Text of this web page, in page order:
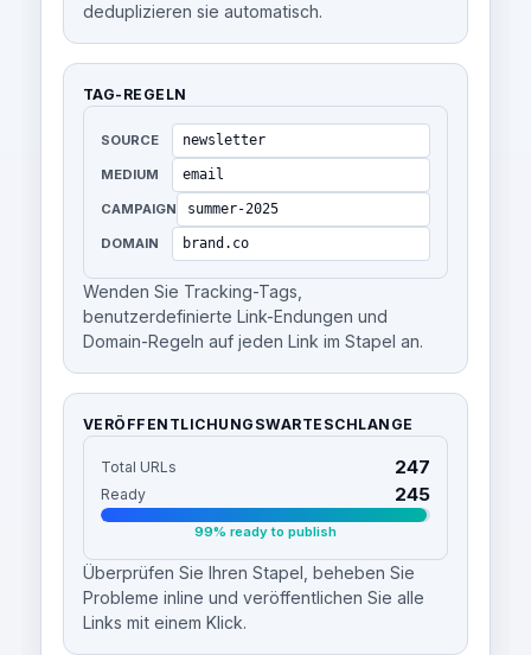
deduplizieren sie automatisch.
TAG-REGELN
SOURCE newsletter
MEDIUM email
CAMPAIGN summer-2025
DOMAIN brand.co
Wenden Sie Tracking-Tags,
benutzerdefinierte Link-Endungen und
Domain-Regeln auf jeden Link im Stapel an.
VERÖFFENTLICHUNGSWARTESCHLANGE
Total URLs 247
Ready 245
99% ready to publish
Überprüfen Sie Ihren Stapel, beheben Sie
Probleme inline und veröffentlichen Sie alle
Links mit einem Klick.